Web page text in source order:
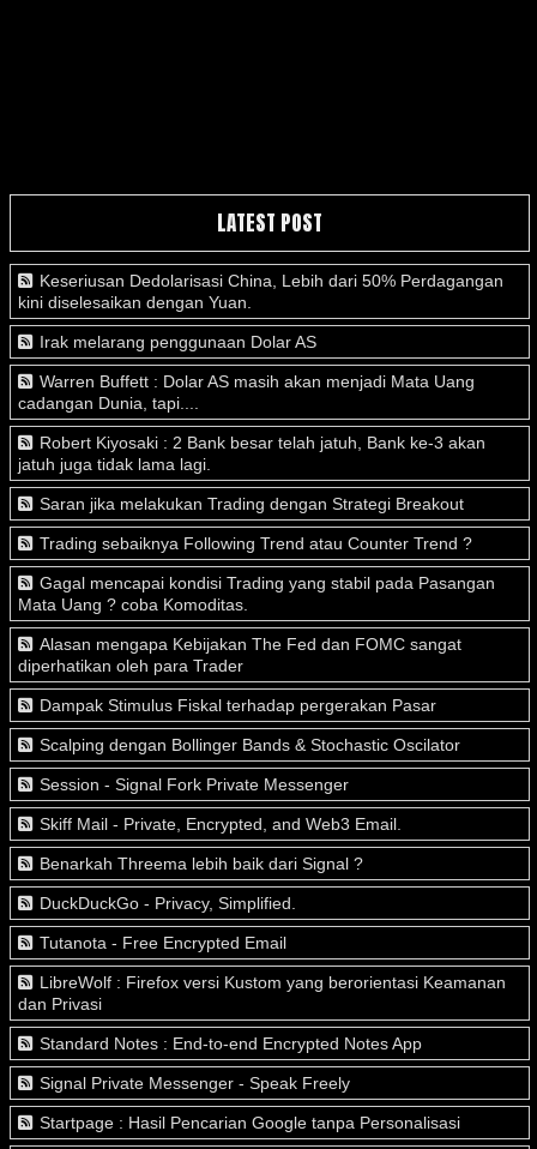
LATEST POST
Keseriusan Dedolarisasi China, Lebih dari 50% Perdagangan
kini diselesaikan dengan Yuan.
Irak melarang penggunaan Dolar AS
Warren Buffett : Dolar AS masih akan menjadi Mata Uang
cadangan Dunia, tapi....
Robert Kiyosaki : 2 Bank besar telah jatuh, Bank ke-3 akan
jatuh juga tidak lama lagi.
Saran jika melakukan Trading dengan Strategi Breakout
Trading sebaiknya Following Trend atau Counter Trend ?
Gagal mencapai kondisi Trading yang stabil pada Pasangan
Mata Uang ? coba Komoditas.
Alasan mengapa Kebijakan The Fed dan FOMC sangat
diperhatikan oleh para Trader
Dampak Stimulus Fiskal terhadap pergerakan Pasar
Scalping dengan Bollinger Bands & Stochastic Oscilator
Session - Signal Fork Private Messenger
Skiff Mail - Private, Encrypted, and Web3 Email.
Benarkah Threema lebih baik dari Signal ?
DuckDuckGo - Privacy, Simplified.
Tutanota - Free Encrypted Email
LibreWolf : Firefox versi Kustom yang berorientasi Keamanan
dan Privasi
Standard Notes : End-to-end Encrypted Notes App
Signal Private Messenger - Speak Freely
Startpage : Hasil Pencarian Google tanpa Personalisasi